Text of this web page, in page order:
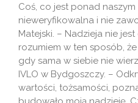
Coś, co jest ponad
nieweryfikowalna i nie
Matejski. – Nadzieja nie
rozumiem w ten sposób,
gdy sama w siebie nie
IVLO w Bydgoszczy. –
wartości, tożsamości,